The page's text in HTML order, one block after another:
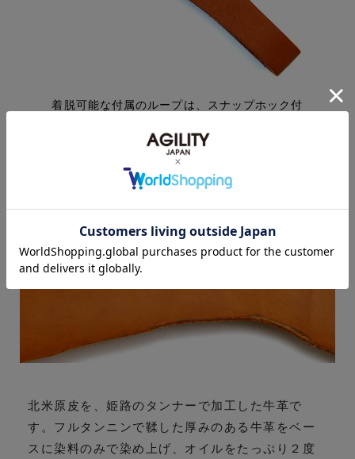
北米原皮を、姫路のタンナーで加工した牛革で
す。フルタンニンで鞣した厚みのある牛革をベー
スに染料のみで染め上げ、オイルをたっぷり２度